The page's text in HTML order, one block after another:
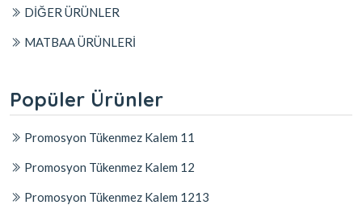
DİĞER ÜRÜNLER
MATBAA ÜRÜNLERİ
Popüler Ürünler
Promosyon Tükenmez Kalem 11
Promosyon Tükenmez Kalem 12
Promosyon Tükenmez Kalem 1213